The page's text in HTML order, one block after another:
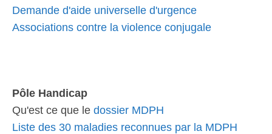
Demande d'aide universelle d'urgence
Associations contre la violence conjugale
Pôle Handicap
Qu'est ce que le dossier MDPH
Liste des 30 maladies reconnues par la MDPH